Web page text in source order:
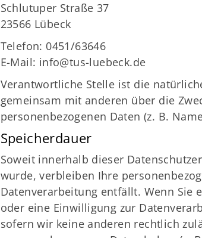
Schlutuper Straße 37
23566 Lübeck
Telefon: 0451/63646
E-Mail: info@tus-luebeck.de
Verantwortliche Stelle ist die
gemeinsam mit anderen über die
personenbezogenen Daten (z. B.
Speicherdauer
Soweit innerhalb dieser
wurde, verbleiben Ihre
Datenverarbeitung entfällt. Wenn Sie
oder eine Einwilligung zur
sofern wir keine anderen rechtlich